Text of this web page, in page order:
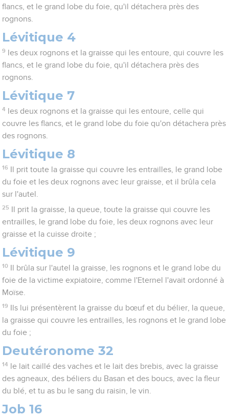
flancs, et le grand lobe du foie, qu'il détachera près des
rognons.
Lévitique 4
9
les deux rognons et la graisse qui les entoure, qui couvre les
flancs, et le grand lobe du foie, qu'il détachera près des
rognons.
Lévitique 7
4
les deux rognons et la graisse qui les entoure, celle qui
couvre les flancs, et le grand lobe du foie qu'on détachera près
des rognons.
Lévitique 8
16
Il prit toute la graisse qui couvre les entrailles, le grand lobe
du foie et les deux rognons avec leur graisse, et il brûla cela
sur l'autel.
25
Il prit la graisse, la queue, toute la graisse qui couvre les
entrailles, le grand lobe du foie, les deux rognons avec leur
graisse et la cuisse droite ;
Lévitique 9
10
Il brûla sur l'autel la graisse, les rognons et le grand lobe du
foie de la victime expiatoire, comme l'Eternel l'avait ordonné à
Moïse.
19
Ils lui présentèrent la graisse du bœuf et du bélier, la queue,
la graisse qui couvre les entrailles, les rognons et le grand lobe
du foie ;
Deutéronome 32
14
le lait caillé des vaches et le lait des brebis, avec la graisse
des agneaux, des béliers du Basan et des boucs, avec la fleur
du blé, et tu as bu le sang du raisin, le vin.
Job 16